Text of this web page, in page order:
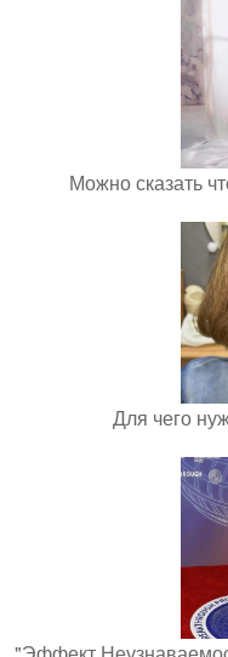
Можно сказать
Для чего